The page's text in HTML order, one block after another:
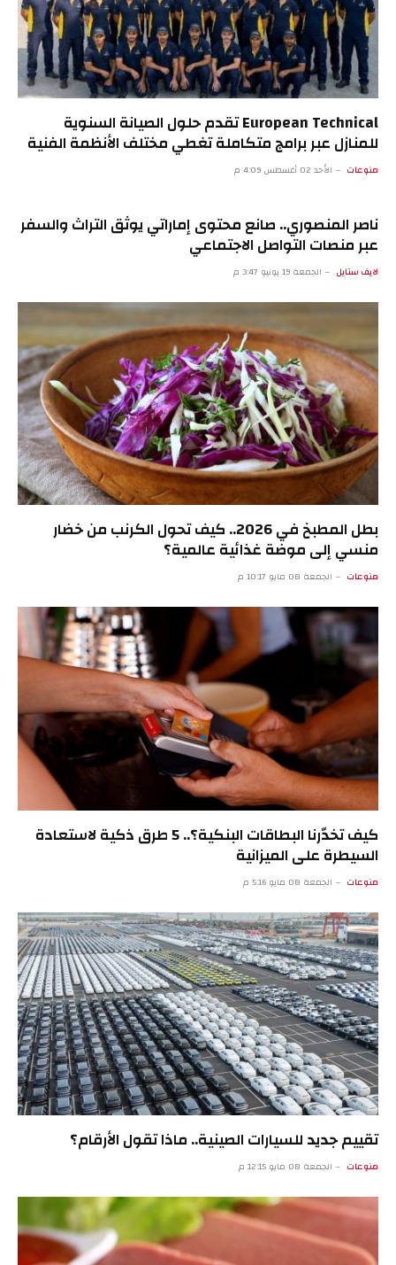
European Technical تقدم حلول الصيانة السنوية
للمنازل عبر برامج متكاملة تغطي مختلف الأنظمة الفنية
منوعات الأحد 02 أغسطس 4:09 م
ناصر المنصوري.. صانع محتوى إماراتي يوثق التراث والسفر
عبر منصات التواصل الاجتماعي
لايف ستايل الجمعة 19 يونيو 3:47 م
بطل المطبخ في 2026.. كيف تحول الكرنب من خضار
منسي إلى موضة غذائية عالمية؟
منوعات الجمعة 08 مايو 10:17 م
كيف تخدّرنا البطاقات البنكية؟.. 5 طرق ذكية لاستعادة
السيطرة على الميزانية
منوعات الجمعة 08 مايو 5:16 م
تقييم جديد للسيارات الصينية.. ماذا تقول الأرقام؟
منوعات الجمعة 08 مايو 12:15 م